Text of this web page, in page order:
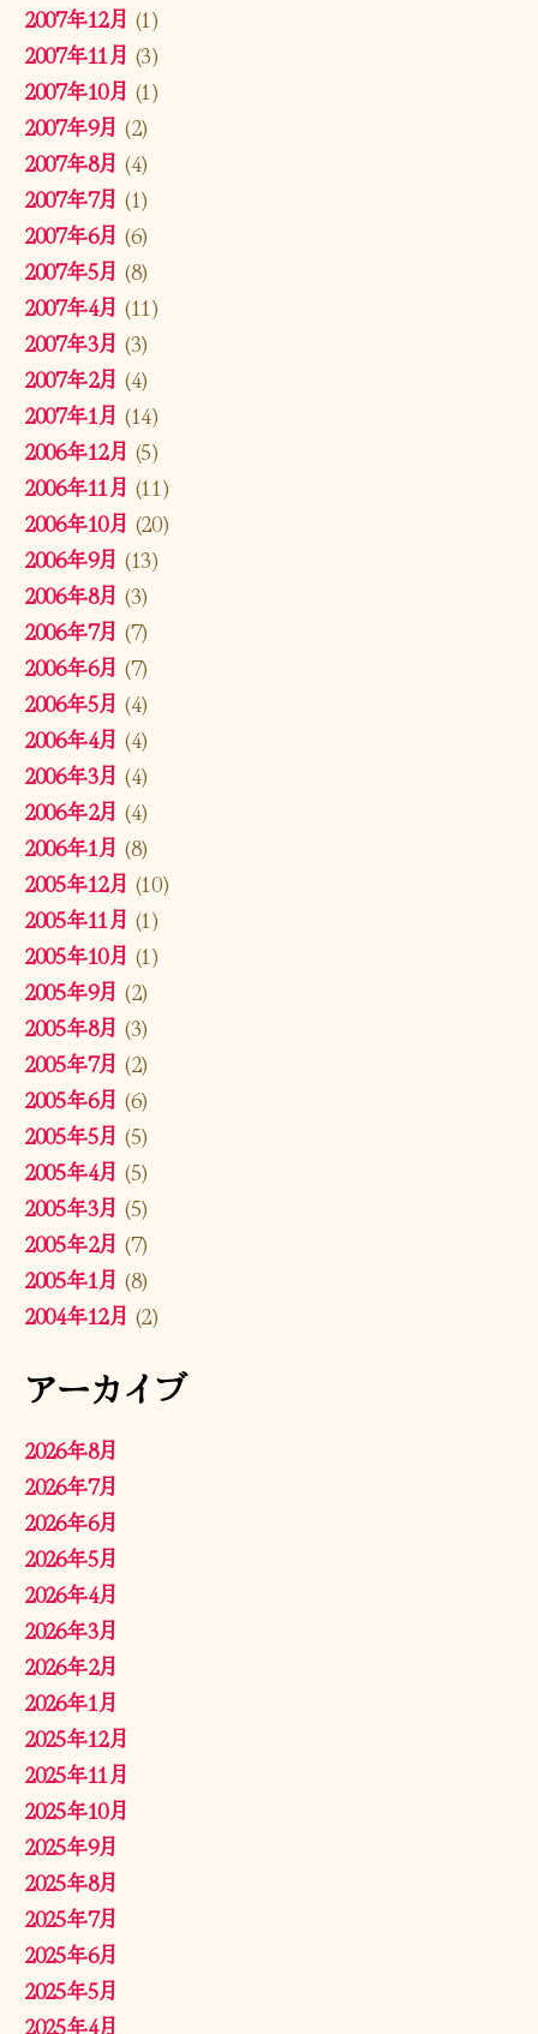
2007年12月 (1)
2007年11月 (3)
2007年10月 (1)
2007年9月 (2)
2007年8月 (4)
2007年7月 (1)
2007年6月 (6)
2007年5月 (8)
2007年4月 (11)
2007年3月 (3)
2007年2月 (4)
2007年1月 (14)
2006年12月 (5)
2006年11月 (11)
2006年10月 (20)
2006年9月 (13)
2006年8月 (3)
2006年7月 (7)
2006年6月 (7)
2006年5月 (4)
2006年4月 (4)
2006年3月 (4)
2006年2月 (4)
2006年1月 (8)
2005年12月 (10)
2005年11月 (1)
2005年10月 (1)
2005年9月 (2)
2005年8月 (3)
2005年7月 (2)
2005年6月 (6)
2005年5月 (5)
2005年4月 (5)
2005年3月 (5)
2005年2月 (7)
2005年1月 (8)
2004年12月 (2)
アーカイブ
2026年8月
2026年7月
2026年6月
2026年5月
2026年4月
2026年3月
2026年2月
2026年1月
2025年12月
2025年11月
2025年10月
2025年9月
2025年8月
2025年7月
2025年6月
2025年5月
2025年4月